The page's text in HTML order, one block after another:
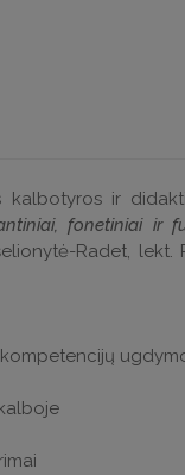
ir
fonetiniai ir
Radet, lekt.